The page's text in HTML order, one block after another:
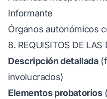
Informante
Órganos autonómicos
8. REQUISITOS DE LAS
Descripción detallada
involucrados)
Elementos probatorios